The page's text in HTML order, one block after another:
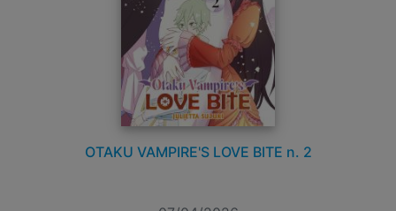
OTAKU VAMPIRE'S LOVE BITE n. 2